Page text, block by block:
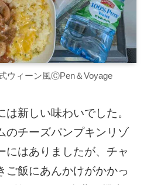
ウィーン風ⒸPen＆Voyage
新しい味わいでした。
のチーズパンプキンリゾ
にはありましたが、チャ
ご飯にあんかけがかかっ